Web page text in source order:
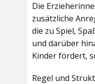
Die
zusätzliche
die zu Spiel,
und darüber
Kinder fördert,
Regel und